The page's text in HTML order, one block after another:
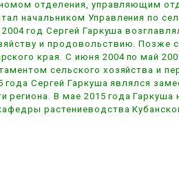
отделения, управляющим
начальником Управления по
год Сергей Гаркуша
и продовольствию. Позже
края. С июня 2004 по май
сельского хозяйства и
Сергей Гаркуша являлся
В мае 2015 года Гаркуша
растениеводства